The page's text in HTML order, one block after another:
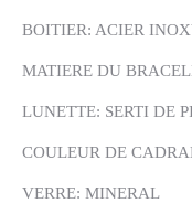
BOITIER: ACIER
MATIERE DU
LUNETTE: SERTI DE
COULEUR DE
VERRE: MINERAL